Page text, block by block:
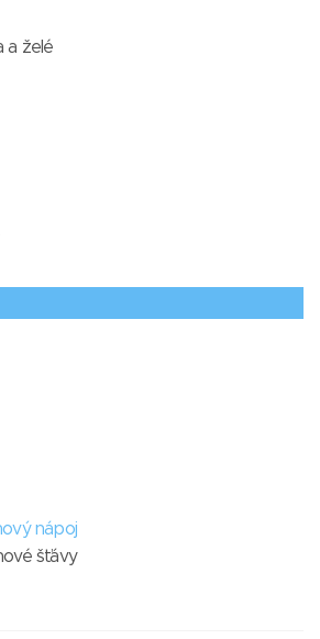
a želé
nápoj
šťávy